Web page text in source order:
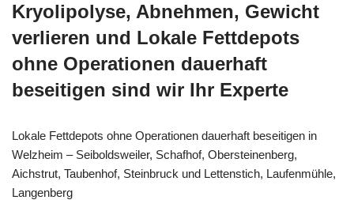
Kryolipolyse, Abnehmen, Gewicht
verlieren und Lokale Fettdepots
ohne Operationen dauerhaft
beseitigen sind wir Ihr Experte
Lokale Fettdepots ohne Operationen dauerhaft beseitigen in
Welzheim – Seiboldsweiler, Schafhof, Obersteinenberg,
Aichstrut, Taubenhof, Steinbruck und Lettenstich, Laufenmühle,
Langenberg